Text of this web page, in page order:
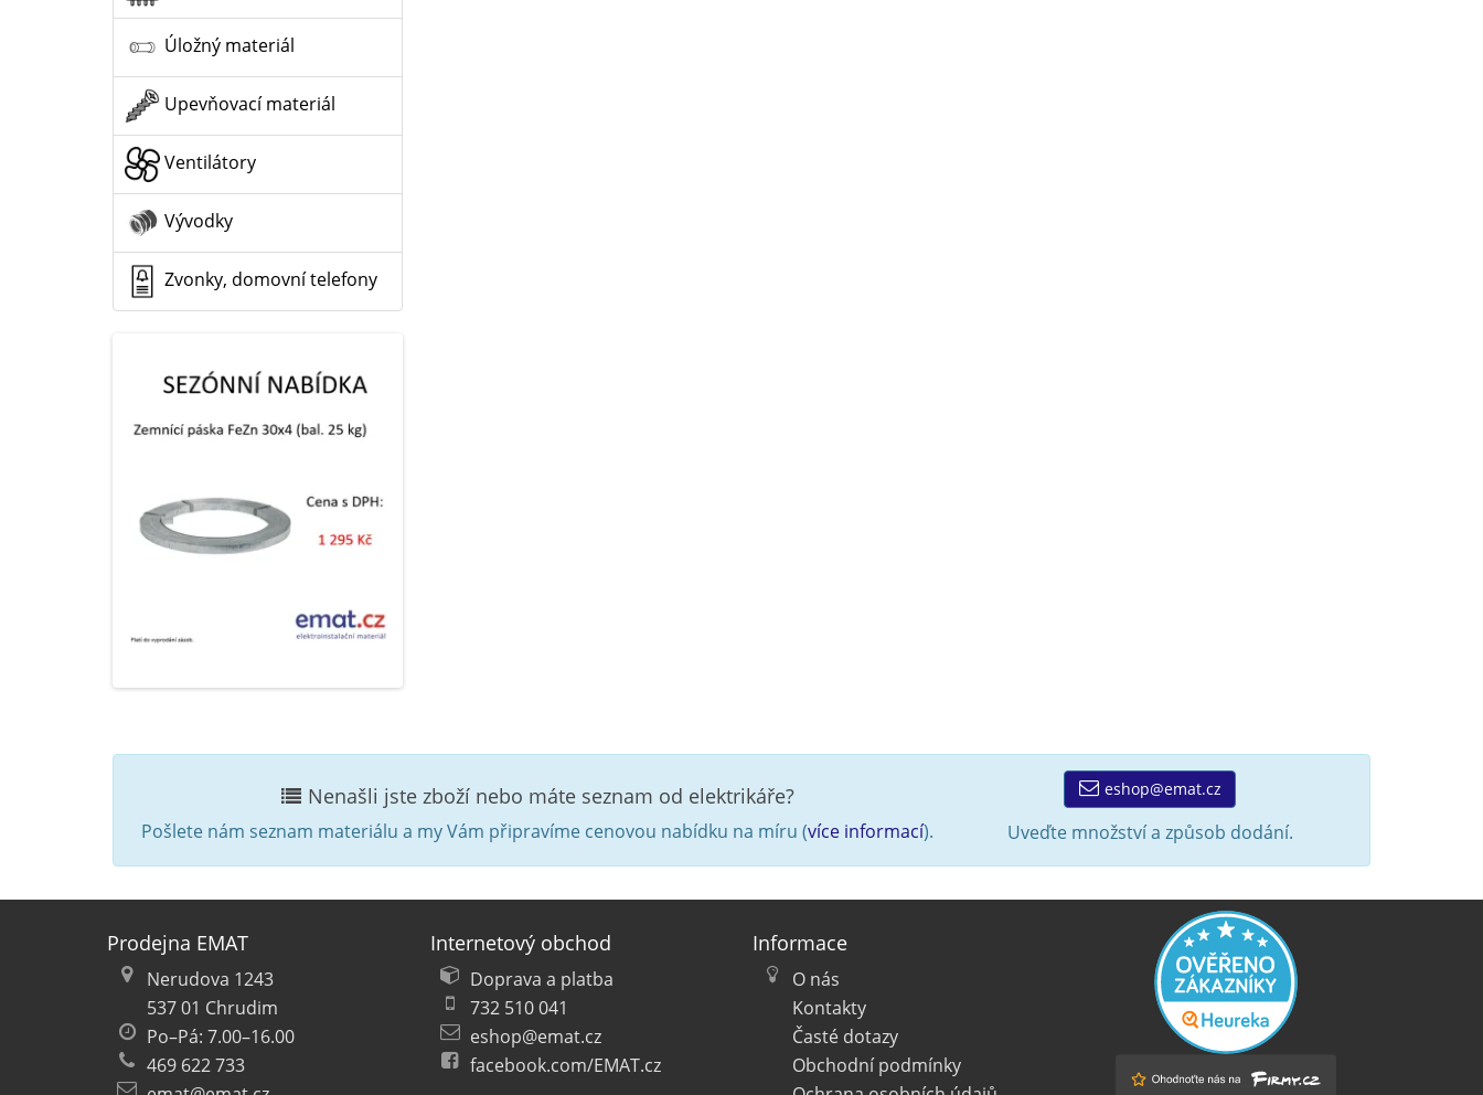
Úložný materiál
Upevňovací materiál
Ventilátory
Vývodky
Zvonky, domovní telefony
Nenašli jste zboží nebo máte seznam od elektrikáře?
Pošlete nám seznam materiálu a my Vám připravíme cenovou nabídku na míru (více informací).
eshop@emat.cz
Uveďte množství a způsob dodání.
Prodejna EMAT
Nerudova 1243
537 01 Chrudim
Po–Pá: 7.00–16.00
469 622 733
Internetový obchod
Doprava a platba
732 510 041
eshop@emat.cz
facebook.com/EMAT.cz
Informace
O nás
Kontakty
Časté dotazy
Obchodní podmínky